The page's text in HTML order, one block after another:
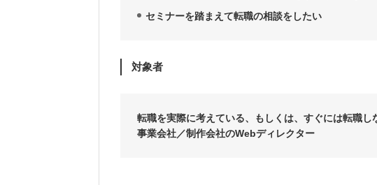
セミナーを踏まえて転職の相談をしたい
対象者
転職を実際に考えている、もしくは、すぐには転職
事業会社／制作会社のWebディレクター